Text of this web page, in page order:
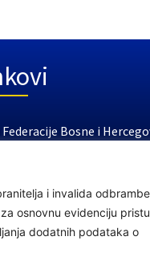
i invalida
osnovnu evidenciju
dodatnih podataka o
Federacije Bosne i
zavod za penzijsko i
ministarstvo rada i